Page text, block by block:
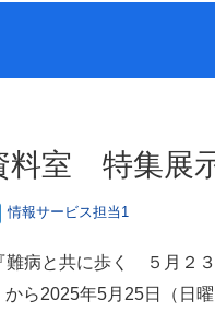
料室 特集
情報サービス担当1
病と共に歩く ５月２３
ら2025年5月25日（日